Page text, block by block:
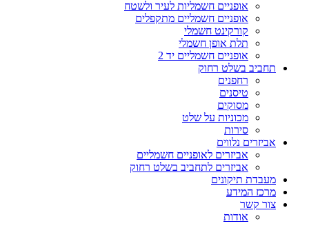
אופניים חשמליות לעיר ולשטח
אופניים חשמליים מתקפלים
קורקינט חשמלי
תלת אופן חשמלי
אופניים חשמליים יד 2
תחביב בשלט רחוק
רחפנים
טיסנים
מסוקים
מכוניות על שלט
סירות
אביזרים נלווים
אביזרים לאופניים חשמליים
אביזרים לתחביב בשלט רחוק
מעבדת תיקונים
מרכז המידע
צור קשר
אודות